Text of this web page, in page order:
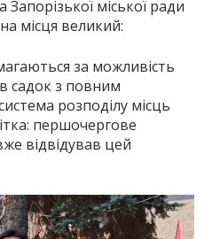
міської ради
місця великий:
за можливість
садок з повним
розподілу місць
першочергове
відвідував цей